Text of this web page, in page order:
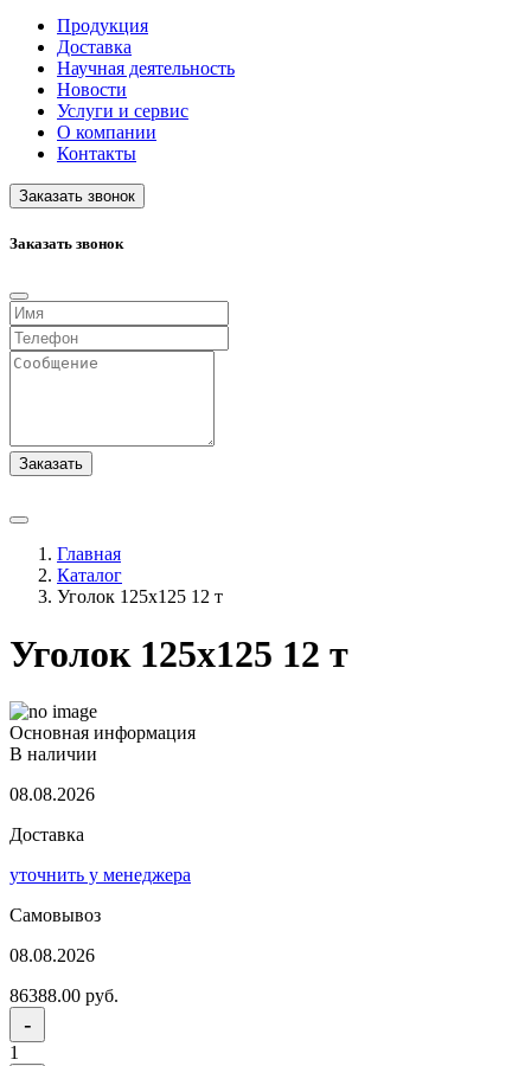
Продукция
Доставка
Научная деятельность
Новости
Услуги и сервис
О компании
Контакты
Заказать звонок
Заказать звонок
Заказать
Главная
Каталог
Уголок 125x125 12 т
Уголок 125x125 12 т
Основная информация
В наличии
08.08.2026
Доставка
уточнить у менеджера
Самовывоз
08.08.2026
86388.00 руб.
-
1